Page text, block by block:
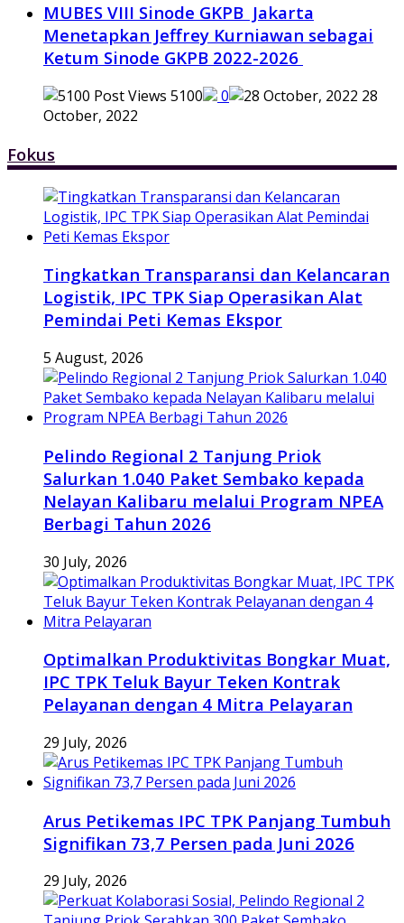
MUBES VIII Sinode GKPB Jakarta
Menetapkan Jeffrey Kurniawan sebagai
Ketum Sinode GKPB 2022-2026
5100 0
28
October, 2022
Fokus
Tingkatkan Transparansi dan Kelancaran
Logistik, IPC TPK Siap Operasikan Alat
Pemindai Peti Kemas Ekspor
5 August, 2026
Pelindo Regional 2 Tanjung Priok
Salurkan 1.040 Paket Sembako kepada
Nelayan Kalibaru melalui Program NPEA
Berbagi Tahun 2026
30 July, 2026
Optimalkan Produktivitas Bongkar Muat,
IPC TPK Teluk Bayur Teken Kontrak
Pelayanan dengan 4 Mitra Pelayaran
29 July, 2026
Arus Petikemas IPC TPK Panjang Tumbuh
Signifikan 73,7 Persen pada Juni 2026
29 July, 2026